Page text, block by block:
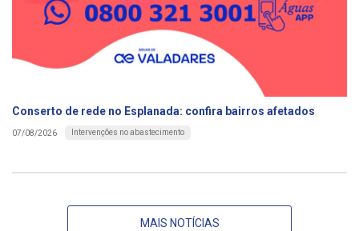
Conserto de rede no Esplanada: confira bairros afetados
07/08/2026 Intervenções no abastecimento
MAIS NOTÍCIAS